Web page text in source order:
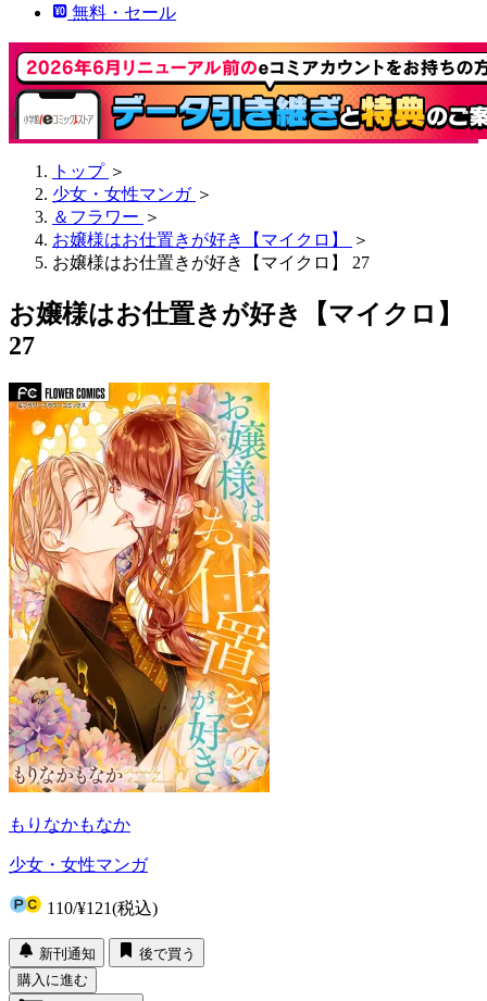
無料・セール
トップ ＞
少女・女性マンガ ＞
＆フラワー ＞
お嬢様はお仕置きが好き【マイクロ】
＞
お嬢様はお仕置きが好き【マイクロ】 27
お嬢様はお仕置きが好き【マイクロ】
27
もりなかもなか
少女・女性マンガ
110/¥121(税込)
新刊通知
後で買う
購入に進む